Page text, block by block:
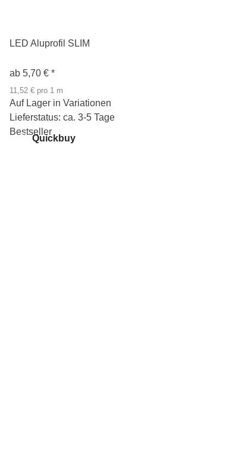
LED Aluprofil SLIM
ab 5,70 € *
11,52 € pro 1 m
Auf Lager in Variationen
Lieferstatus: ca. 3-5 Tage
Quickbuy
Bestseller